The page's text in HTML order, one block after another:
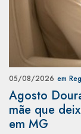
05/08/2026 em
Agosto
mãe que
em MG